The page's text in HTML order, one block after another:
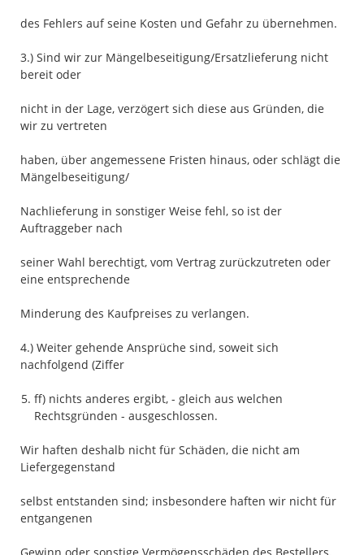
des Fehlers auf seine Kosten und Gefahr zu übernehmen.
3.) Sind wir zur Mängelbeseitigung/Ersatzlieferung nicht
bereit oder
nicht in der Lage, verzögert sich diese aus Gründen, die
wir zu vertreten
haben, über angemessene Fristen hinaus, oder schlägt die
Mängelbeseitigung/
Nachlieferung in sonstiger Weise fehl, so ist der
Auftraggeber nach
seiner Wahl berechtigt, vom Vertrag zurückzutreten oder
eine entsprechende
Minderung des Kaufpreises zu verlangen.
4.) Weiter gehende Ansprüche sind, soweit sich
nachfolgend (Ziffer
ff) nichts anderes ergibt, - gleich aus welchen
Rechtsgründen - ausgeschlossen.
Wir haften deshalb nicht für Schäden, die nicht am
Liefergegenstand
selbst entstanden sind; insbesondere haften wir nicht für
entgangenen